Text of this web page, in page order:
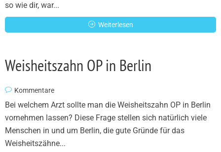
so wie dir, war...
Weiterlesen
Weisheitszahn OP in Berlin
Kommentare
Bei welchem Arzt sollte man die Weisheitszahn OP in Berlin
vornehmen lassen? Diese Frage stellen sich natürlich viele
Menschen in und um Berlin, die gute Gründe für das
Weisheitszähne...